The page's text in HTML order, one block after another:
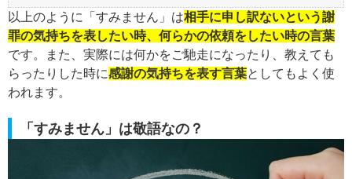
以上のように「すみません」は相手に申し訳ないという謝
罪の気持ちを表したい時、何らかの依頼をしたい時の言葉
です。また、実際には何かをご馳走になったり、教えても
らったりした時に感謝の気持ちを表す言葉としてもよく使
われます。
「すみません」は敬語なの？